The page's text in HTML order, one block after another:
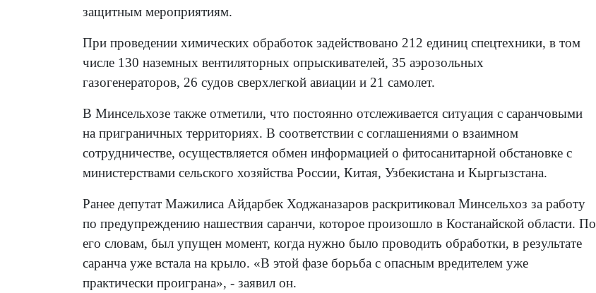
защитным мероприятиям.
При проведении химических обработок задействовано 212 единиц спецтехники, в том
числе 130 наземных вентиляторных опрыскивателей, 35 аэрозольных
газогенераторов, 26 судов сверхлегкой авиации и 21 самолет.
В Минсельхозе также отметили, что постоянно отслеживается ситуация с саранчовыми
на приграничных территориях. В соответствии с соглашениями о взаимном
сотрудничестве, осуществляется обмен информацией о фитосанитарной обстановке с
министерствами сельского хозяйства России, Китая, Узбекистана и Кыргызстана.
Ранее депутат Мажилиса Айдарбек Ходжаназаров раскритиковал Минсельхоз за работу
по предупреждению нашествия саранчи, которое произошло в Костанайской области. По
его словам, был упущен момент, когда нужно было проводить обработки, в результате
саранча уже встала на крыло. «В этой фазе борьба с опасным вредителем уже
практически проиграна», - заявил он.